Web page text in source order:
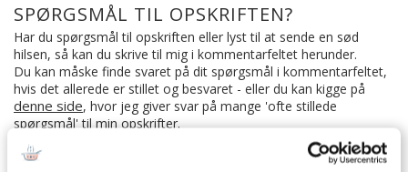
SPØRGSMÅL TIL OPSKRIFTEN?
Har du spørgsmål til opskriften eller lyst til at sende en sød
hilsen, så kan du skrive til mig i kommentarfeltet herunder.
Du kan måske finde svaret på dit spørgsmål i kommentarfeltet,
hvis det allerede er stillet og besvaret - eller du kan kigge på
denne side, hvor jeg giver svar på mange 'ofte stillede
spørgsmål' til min opskrifter.